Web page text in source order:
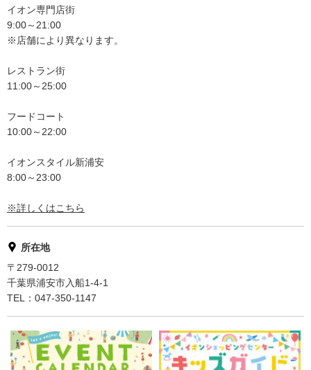
イオン専門店街
9:00～21:00
※店舗により異なります。
レストラン街
11:00～25:00
フードコート
10:00～22:00
イオンスタイル新浦安
8:00～23:00
※詳しくはこちら
所在地
〒279-0012
千葉県浦安市入船1-4-1
TEL：047-350-1147